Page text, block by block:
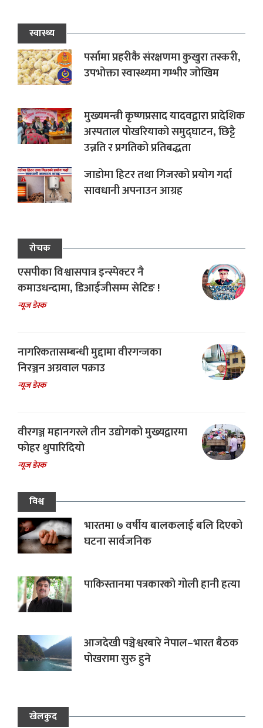
स्वास्थ्य
पर्सामा प्रहरीकै संरक्षणमा कुखुरा तस्करी,
उपभोक्ता स्वास्थ्यमा गम्भीर जोखिम
मुख्यमन्त्री कृष्णप्रसाद यादवद्वारा प्रादेशिक
अस्पताल पोखरियाको समुद्घाटन, छिट्टै
उन्नति र प्रगतिको प्रतिबद्धता
जाडोमा हिटर तथा गिजरको प्रयोग गर्दा
सावधानी अपनाउन आग्रह
रोचक
एसपीका विश्वासपात्र इन्स्पेक्टर नै
कमाउधन्दामा, डिआईजीसम्म सेटिङ !
न्यूज डेस्क
नागरिकतासम्बन्धी मुद्दामा वीरगन्जका
निरञ्जन अग्रवाल पक्राउ
न्यूज डेस्क
वीरगञ्ज महानगरले तीन उद्योगको मुख्यद्वारमा
फोहर थुपारिदियो
न्यूज डेस्क
विश्व
भारतमा ७ वर्षीय बालकलाई बलि दिएको
घटना सार्वजनिक
पाकिस्तानमा पत्रकारको गोली हानी हत्या
आजदेखी पञ्चेश्वरबारे नेपाल–भारत बैठक
पोखरामा सुरु हुने
खेलकुद